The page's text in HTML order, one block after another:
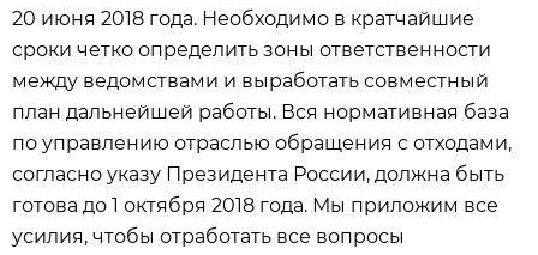
20 июня 2018 года. Необходимо в кратчайшие
сроки четко определить зоны ответственности
между ведомствами и выработать совместный
план дальнейшей работы. Вся нормативная база
по управлению отраслью обращения с отходами,
согласно указу Президента России, должна быть
готова до 1 октября 2018 года. Мы приложим все
усилия, чтобы отработать все вопросы